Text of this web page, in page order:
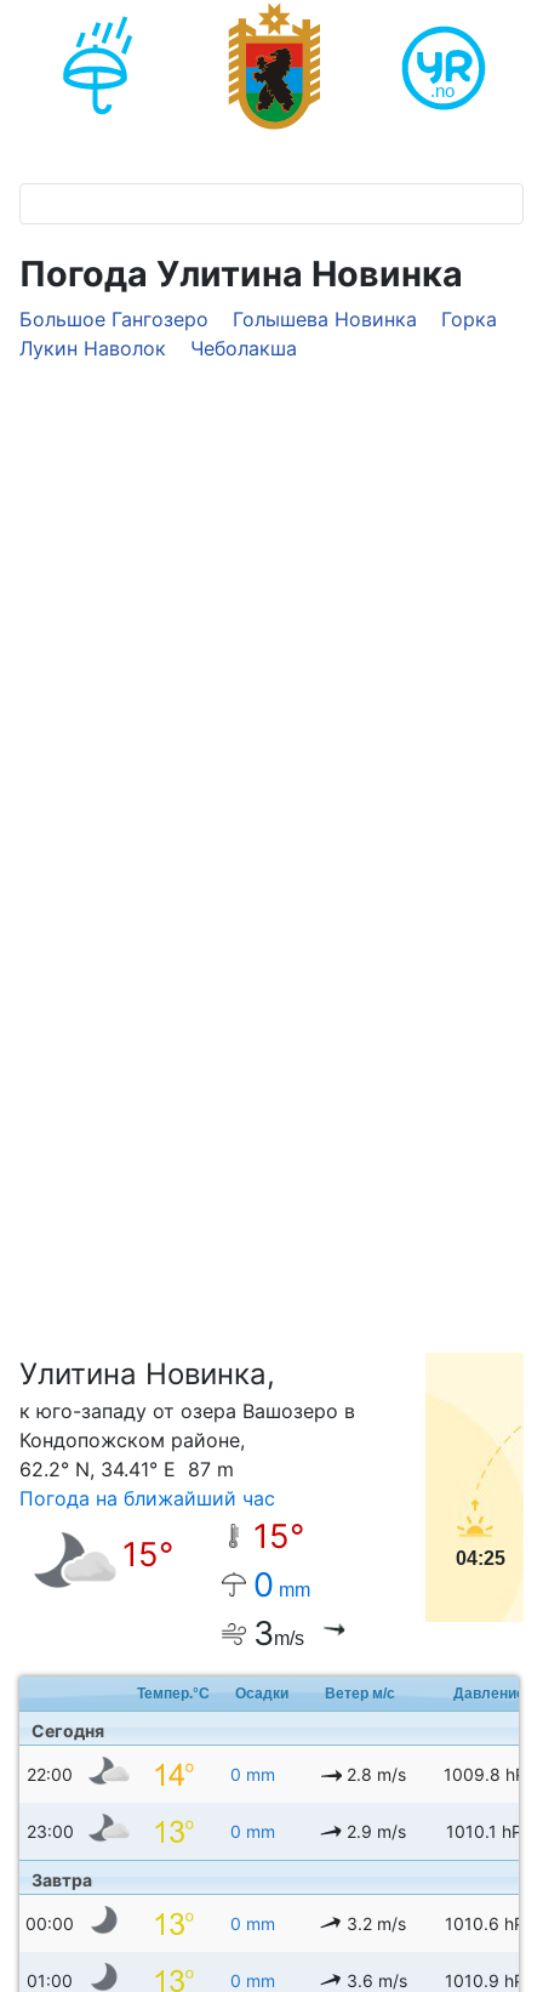
Погода Улитина Новинка
Большое Гангозеро Голышева Новинка
Горка
Лукин Наволок
Чеболакша
Улитина Новинка,
к юго-западу от озера Вашозеро в
Кондопожском районе,
62.2° N, 34.41° E 87 m
Погода на ближайший час
15°
15°
0 mm
3m/s
04:25
Темпер.°C Осадки Ветер м/с Давление
Сегодня
22:00 0 mm 2.8 m/s 1009.8 hPa
23:00 0 mm 2.9 m/s 1010.1 hPa
Завтра
00:00 0 mm 3.2 m/s 1010.6 hPa
01:00 0 mm 3.6 m/s 1010.9 hPa